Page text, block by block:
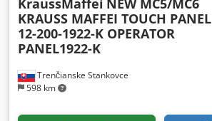
Trenčianske Stankovce
598 km
KraussMaffei NEW MC5/MC6
KRAUSS MAFFEI TOUCH PANEL
12-200-1922-K OPERATOR
PANEL1922-K